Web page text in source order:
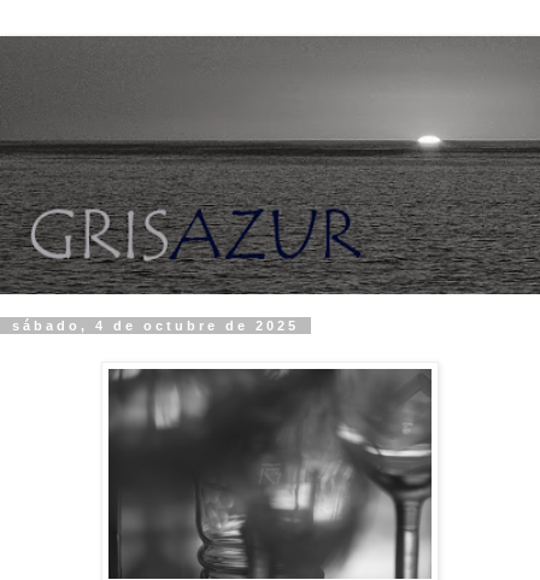
sábado, 4 de octubre de 2025